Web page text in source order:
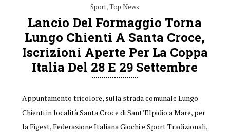
Sport,Top News
Lancio Del Formaggio Torna
Lungo Chienti A Santa Croce,
Iscrizioni Aperte Per La Coppa
Italia Del 28 E 29 Settembre
Appuntamento tricolore, sulla strada comunale Lungo
Chienti in località Santa Croce di Sant’Elpidio a Mare, per
la Figest, Federazione Italiana Giochi e Sport Tradizionali,